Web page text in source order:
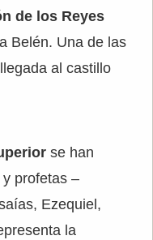
de los Reyes
Belén. Una de las
al castillo
se han
profetas –
Ezequiel,
la